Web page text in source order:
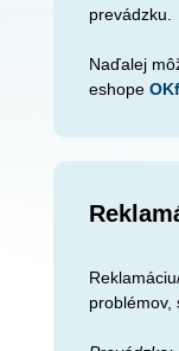
prevádzku.
Naďalej
eshope
problémov,